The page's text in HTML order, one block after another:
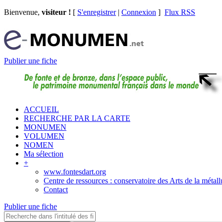
Bienvenue, visiteur ! [ S'enregistrer| Connexion ] Flux RSS
Publier une fiche
ACCUEIL
RECHERCHE PAR LA CARTE
MONUMEN
VOLUMEN
NOMEN
Ma sélection
+
www.fontesdart.org
Centre de ressources : conservatoire des Arts de la
Contact
Publier une fiche